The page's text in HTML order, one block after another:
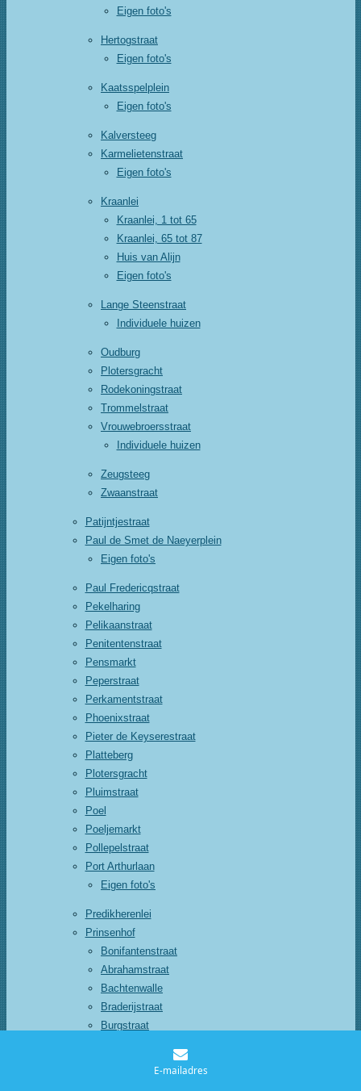
Eigen foto's
Hertogstraat
Eigen foto's
Kaatsspelplein
Eigen foto's
Kalversteeg
Karmelietenstraat
Eigen foto's
Kraanlei
Kraanlei, 1 tot 65
Kraanlei, 65 tot 87
Huis van Alijn
Eigen foto's
Lange Steenstraat
Individuele huizen
Oudburg
Plotersgracht
Rodekoningstraat
Trommelstraat
Vrouwebroersstraat
Individuele huizen
Zeugsteeg
Zwaanstraat
Patijntjestraat
Paul de Smet de Naeyerplein
Eigen foto's
Paul Fredericqstraat
Pekelharing
Pelikaanstraat
Penitentenstraat
Pensmarkt
Peperstraat
Perkamentstraat
Phoenixstraat
Pieter de Keyserestraat
Platteberg
Plotersgracht
Pluimstraat
Poel
Poeljemarkt
Pollepelstraat
Port Arthurlaan
Eigen foto's
Predikherenlei
Prinsenhof
Bonifantenstraat
Abrahamstraat
Bachtenwalle
Braderijstraat
Burgstraat
E-mailadres